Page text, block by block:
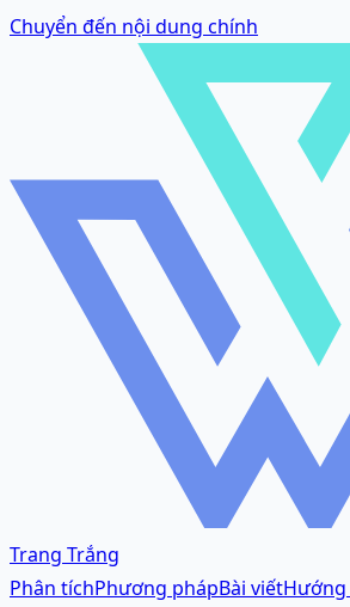
Chuyển đến nội dung chính
Trang Trắng
Phân tíchPhương phápBài viếtHướng